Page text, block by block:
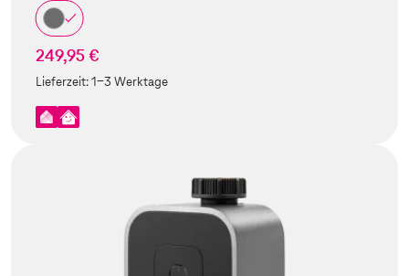
249,95 €
Lieferzeit:1-3 Werktage